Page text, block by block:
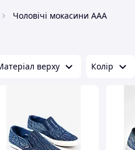
Чоловічі мокасини ААА
верху Колір